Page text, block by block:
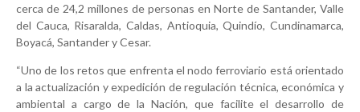
cerca de 24,2 millones de personas en Norte de Santander, Valle
del Cauca, Risaralda, Caldas, Antioquia, Quindío, Cundinamarca,
Boyacá, Santander y Cesar.
“Uno de los retos que enfrenta el nodo ferroviario está orientado
a la actualización y expedición de regulación técnica, económica y
ambiental a cargo de la Nación, que facilite el desarrollo de